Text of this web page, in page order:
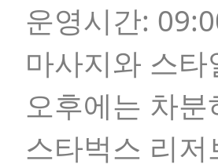
운영시간:
마사지와 스
오후에는 차
스타벅스 리